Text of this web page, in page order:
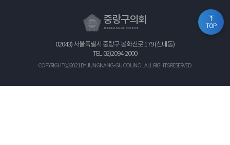
TOP
중랑구의회
JUNGNANG-GU COUNCIL
02043) 서울특별시 중랑구 봉화산로 179 (신내동)
TEL.02)2094-2000
COPYRIGHTⒸ 2021 BY JUNGNANG-GU COUNCIL ALL RIGHTS RESERVED.